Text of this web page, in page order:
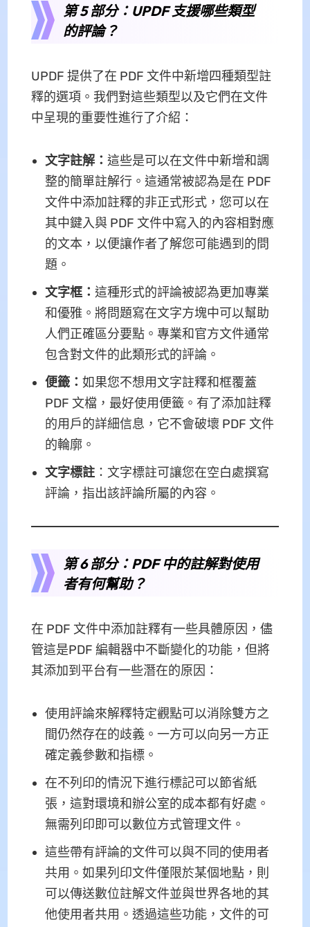
第 5 部分：UPDF 支援哪些類型
的評論？
UPDF 提供了在 PDF 文件中新增四種類型註
釋的選項。我們對這些類型以及它們在文件
中呈現的重要性進行了介紹：
文字註解： 這些是可以在文件中新增和調
整的簡單註解行。這通常被認為是在 PDF
文件中添加註釋的非正式形式，您可以在
其中鍵入與 PDF 文件中寫入的內容相對應
的文本，以便讓作者了解您可能遇到的問
題。
文字框： 這種形式的評論被認為更加專業
和優雅。將問題寫在文字方塊中可以幫助
人們正確區分要點。專業和官方文件通常
包含對文件的此類形式的評論。
便籤： 如果您不想用文字註釋和框覆蓋
PDF 文檔，最好使用便籤。有了添加註釋
的用戶的詳細信息，它不會破壞 PDF 文件
的輪廓。
文字標註：文字標註可讓您在空白處撰寫
評論，指出該評論所屬的內容。
第 6 部分：PDF 中的註解對使用
者有何幫助？
在 PDF 文件中添加註釋有一些具體原因，儘
管這是PDF 編輯器中不斷變化的功能，但將
其添加到平台有一些潛在的原因：
使用評論來解釋特定觀點可以消除雙方之
間仍然存在的歧義。一方可以向另一方正
確定義參數和指標。
在不列印的情況下進行標記可以節省紙
張，這對環境和辦公室的成本都有好處。
無需列印即可以數位方式管理文件。
這些帶有評論的文件可以與不同的使用者
共用。如果列印文件僅限於某個地點，則
可以傳送數位註解文件並與世界各地的其
他使用者共用。透過這些功能，文件的可